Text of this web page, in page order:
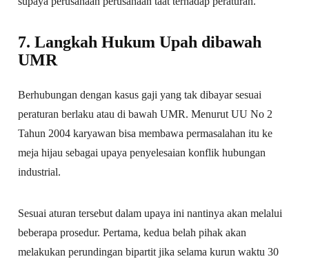
7. Langkah Hukum Upah dibawah
UMR
Berhubungan dengan kasus gaji yang tak dibayar sesuai
peraturan berlaku atau di bawah UMR. Menurut UU No 2
Tahun 2004 karyawan bisa membawa permasalahan itu ke
meja hijau sebagai upaya penyelesaian konflik hubungan
industrial.
Sesuai aturan tersebut dalam upaya ini nantinya akan melalui
beberapa prosedur. Pertama, kedua belah pihak akan
melakukan perundingan bipartit jika selama kurun waktu 30